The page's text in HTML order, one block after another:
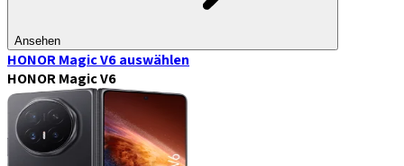
Ansehen
HONOR Magic V6auswählen
HONOR Magic V6